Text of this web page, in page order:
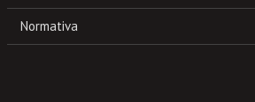
Normativa